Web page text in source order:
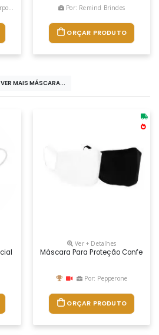
Por: Remind Brindes
ORÇAR PRODUTO
VER MAIS MÁSCARA...
(não Cirúrgica) Ideal Para Ser Usada
Ver + Detalhes
Máscara Para Proteção
Por: Pepperone
ORÇAR PRODUTO